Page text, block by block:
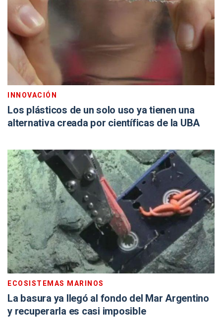
INNOVACIÓN
Los plásticos de un solo uso ya tienen una
alternativa creada por científicas de la UBA
ECOSISTEMAS MARINOS
La basura ya llegó al fondo del Mar Argentino
y recuperarla es casi imposible